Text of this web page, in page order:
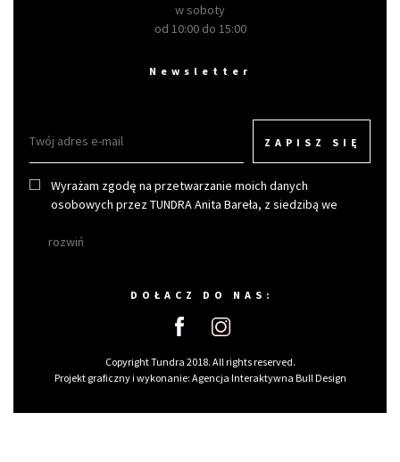
w soboty
od 10:00 do 15:00
Newsletter
ZAPISZ SIĘ
Wyrażam zgodę na przetwarzanie moich danych
osobowych przez TUNDRA Anita Bareła, z siedzibą we
rozwiń
DOŁACZ DO NAS:
Copyright Tundra 2018. All rights reserved.
Projekt graficzny i wykonanie: Agencja Interaktywna Bull Design